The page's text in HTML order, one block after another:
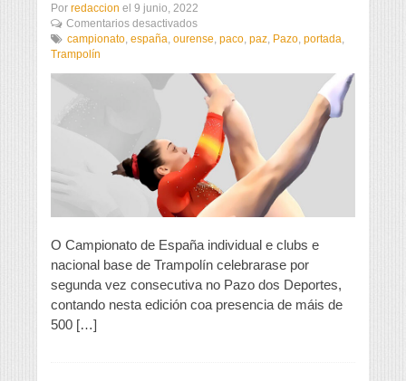
Por redaccion el 9 junio, 2022
Comentarios desactivadosen
O
o
Nacional
de
Trampolín
campionato españa ourense paco paz Pazo portada
Trampolín
O Campionato de España individual e clubs e
nacional base de Trampolín celebrarase por
segunda vez consecutiva no Pazo dos Deportes,
contando nesta edición coa presencia de máis de
500 […]